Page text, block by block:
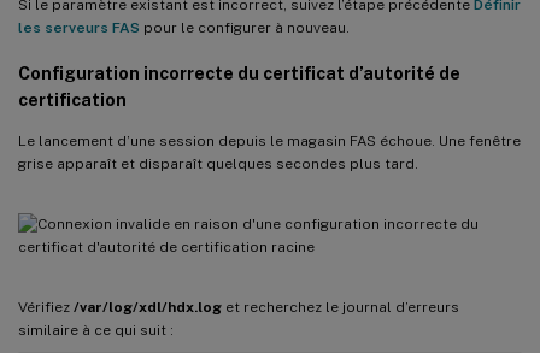
Si le paramètre existant est incorrect, suivez l’étape précédente Définir
les serveurs FAS pour le configurer à nouveau.
Configuration incorrecte du certificat d’autorité de
certification
Le lancement d’une session depuis le magasin FAS échoue. Une fenêtre
grise apparaît et disparaît quelques secondes plus tard.
Vérifiez /var/log/xdl/hdx.log et recherchez le journal d’erreurs
similaire à ce qui suit :